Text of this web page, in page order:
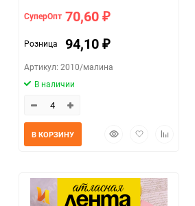
СуперОпт 70,60 ₽
Розница 94,10 ₽
Артикул: 2010/малина
В наличии
БыстрыйДобавитьДобавить
В КОРЗИНУ